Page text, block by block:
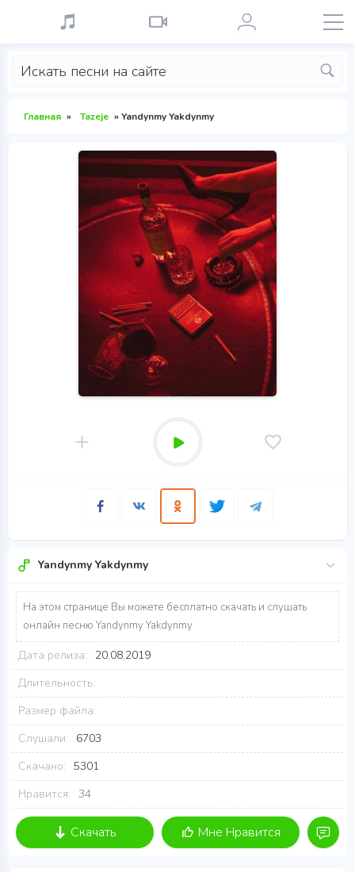
Главная » Tazeje » Yandynmy Yakdynmy
Yandynmy Yakdynmy
На этом странице Вы можете бесплатно скачать и слушать
онлайн песню Yandynmy Yakdynmy
Дата релиза:
20.08.2019
Длительность:
Размер файла:
Слушали:
6703
Скачано: 5301
Нравится: 34
Скачать Мне Нравится